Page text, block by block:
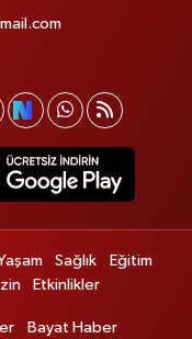
Sağlık
Eğitim
Etkinlikler
Bayat Haber